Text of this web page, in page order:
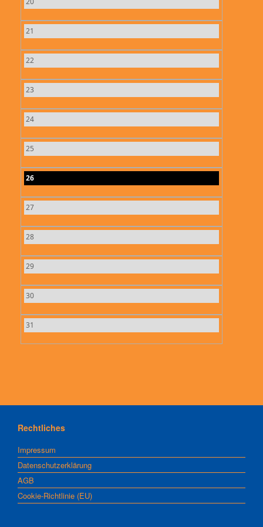
21
22
23
24
25
26
27
28
29
30
31
Rechtliches
Impressum
Datenschutzerklärung
AGB
Cookie-Richtlinie (EU)